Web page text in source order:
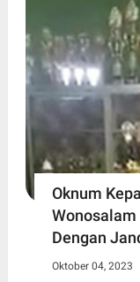
Oknum
Wonosalam
Dengan
Oktober 04, 2023